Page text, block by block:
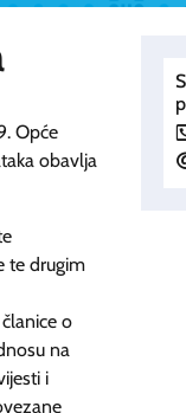
Opće
obavlja
te drugim
o
na
i